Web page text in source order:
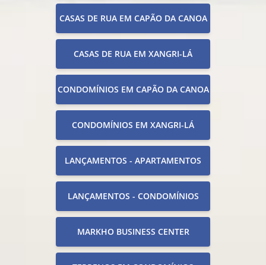
CASAS DE RUA EM CAPÃO DA CANOA
CASAS DE RUA EM XANGRI-LÁ
CONDOMÍNIOS EM CAPÃO DA CANOA
CONDOMÍNIOS EM XANGRI-LÁ
LANÇAMENTOS - APARTAMENTOS
LANÇAMENTOS - CONDOMÍNIOS
MARKHO BUSINESS CENTER